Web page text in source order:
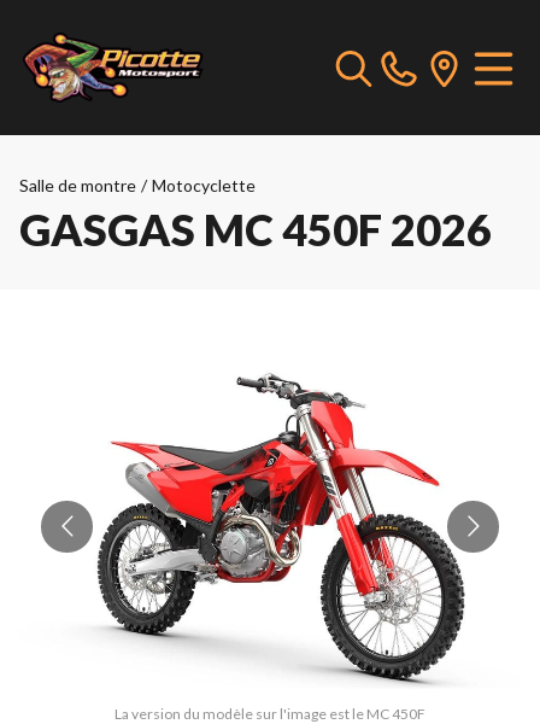
Salle de montre / Motocyclette
GASGAS MC 450F 2026
La version du modèle sur l'image est le MC 450F